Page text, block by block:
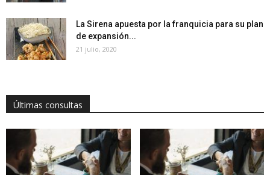
La Sirena apuesta por la franquicia para su plan
de expansión...
21 julio, 2020
Últimas consultas